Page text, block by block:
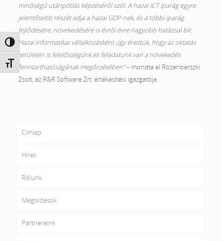
Nagy kontraszt váltása
Betűméret váltása
minőségű utánpótlás képzéséről szól. A hazai ICT iparág egyre
jelentősebb részét adja a hazai GDP-nek, és a többi iparág
fejlődésére, növekedésére is évről évre nagyobb hatással bír.
Hazai informatikai vállalkozásként úgy éreztük, hogy az oktatás
területén is felelősségünk és feladatunk van a növekedés
fenntarthatóságának megőrzésében”– mondta el Rozenberszki
Zsolt, az R&R Software Zrt. értékesítési igazgatója.
Címlap
Hírek
Rólunk
Megoldások
Partnereink